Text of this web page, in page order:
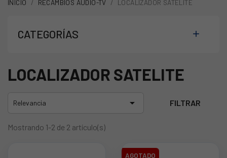
INICIO RECAMBIOS AUDIO-TV LOCALIZADOR SATELITE
CATEGORÍAS 
LOCALIZADOR SATELITE
Relevancia  FILTRAR
Mostrando 1-2 de 2 artículo(s)
AGOTADO